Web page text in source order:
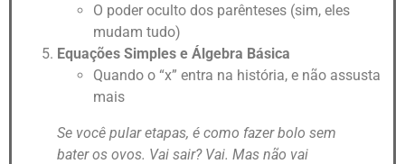
O poder oculto dos parênteses (sim, eles
mudam tudo)
Equações Simples e Álgebra Básica
Quando o “x” entra na história, e não assusta
mais
Se você pular etapas, é como fazer bolo sem
bater os ovos. Vai sair? Vai. Mas não vai